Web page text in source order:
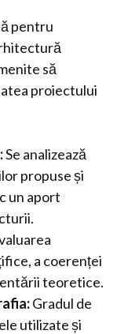
pentru
să
proiectului
Se analizează
propuse și
un aport
a coerenței
teoretice.
Gradul de
utilizate și